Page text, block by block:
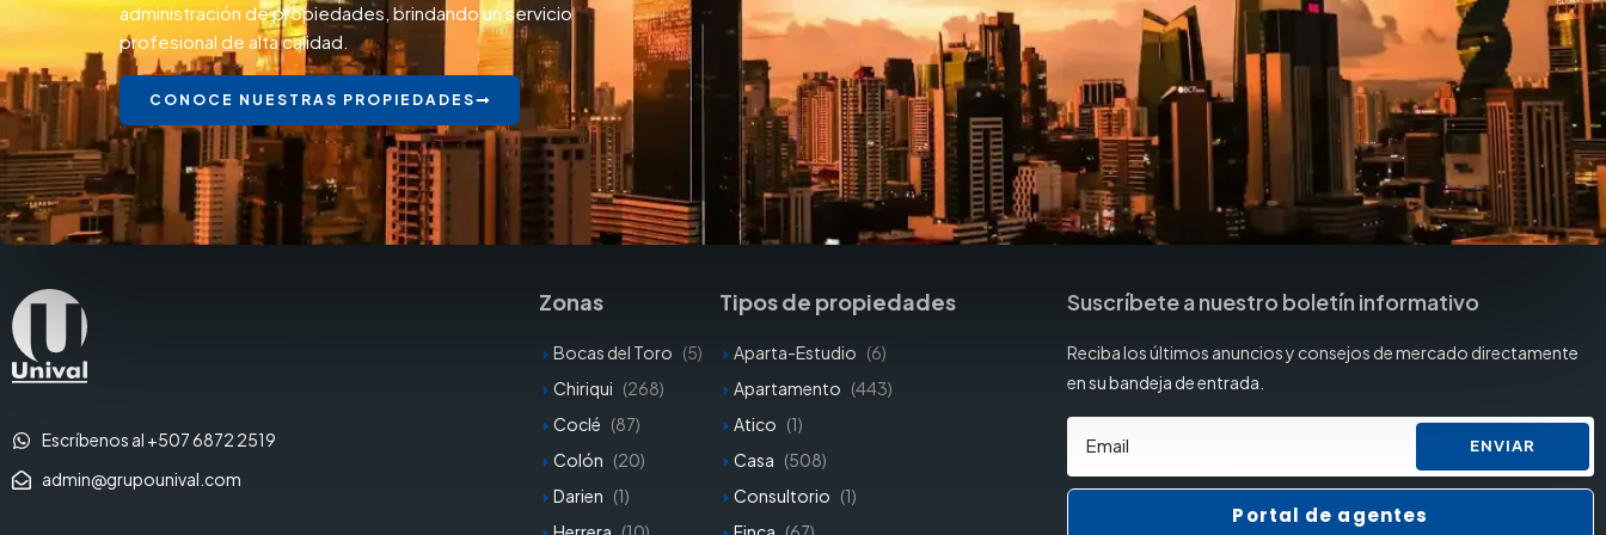
administración de propiedades, brindando un servicio
profesional de alta calidad.
CONOCE NUESTRAS PROPIEDADES
Escríbenos al +507 6872 2519
admin@grupounival.com
Zonas
Bocas del Toro (5)
Chiriqui (268)
Coclé (87)
Colón (20)
Darien (1)
Tipos de propiedades
Aparta-Estudio (6)
Apartamento (443)
Atico (1)
Casa (508)
Consultorio (1)
Suscríbete a nuestro boletín informativo
Reciba los últimos anuncios y consejos de mercado directamente
en su bandeja de entrada.
ENVIAR
Portal de agentes